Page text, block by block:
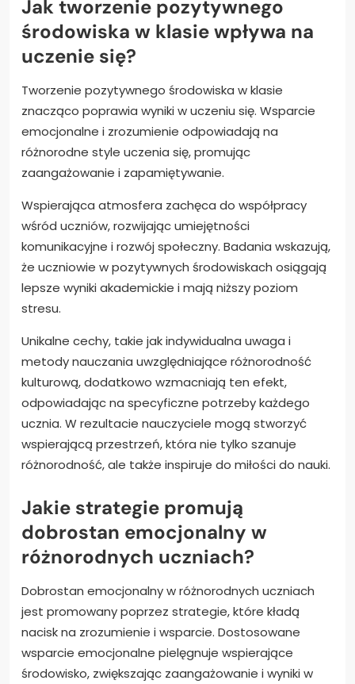
Jak tworzenie pozytywnego
środowiska w klasie wpływa na
uczenie się?
Tworzenie pozytywnego środowiska w klasie
znacząco poprawia wyniki w uczeniu się. Wsparcie
emocjonalne i zrozumienie odpowiadają na
różnorodne style uczenia się, promując
zaangażowanie i zapamiętywanie.
Wspierająca atmosfera zachęca do współpracy
wśród uczniów, rozwijając umiejętności
komunikacyjne i rozwój społeczny. Badania wskazują,
że uczniowie w pozytywnych środowiskach osiągają
lepsze wyniki akademickie i mają niższy poziom
stresu.
Unikalne cechy, takie jak indywidualna uwaga i
metody nauczania uwzględniające różnorodność
kulturową, dodatkowo wzmacniają ten efekt,
odpowiadając na specyficzne potrzeby każdego
ucznia. W rezultacie nauczyciele mogą stworzyć
wspierającą przestrzeń, która nie tylko szanuje
różnorodność, ale także inspiruje do miłości do nauki.
Jakie strategie promują
dobrostan emocjonalny w
różnorodnych uczniach?
Dobrostan emocjonalny w różnorodnych uczniach
jest promowany poprzez strategie, które kładą
nacisk na zrozumienie i wsparcie. Dostosowane
wsparcie emocjonalne pielęgnuje wspierające
środowisko, zwiększając zaangażowanie i wyniki w